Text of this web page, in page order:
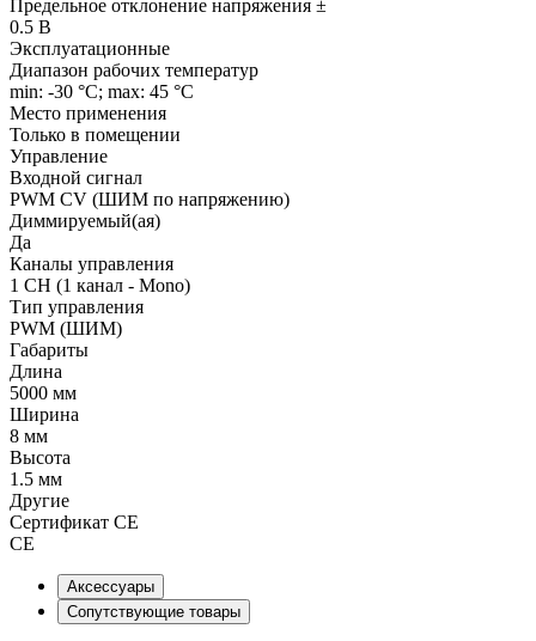
Предельное отклонение напряжения ±
0.5 В
Эксплуатационные
Диапазон рабочих температур
min: -30 °C; max: 45 °C
Место применения
Только в помещении
Управление
Входной сигнал
PWM СV (ШИМ по напряжению)
Диммируемый(ая)
Да
Каналы управления
1 CH (1 канал - Mono)
Тип управления
PWM (ШИМ)
Габариты
Длина
5000 мм
Ширина
8 мм
Высота
1.5 мм
Другие
Сертификат CE
CE
Аксессуары
Сопутствующие товары